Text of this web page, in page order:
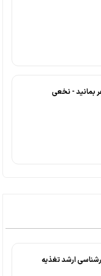
بمانید - نخعی
ارشد تغذیه